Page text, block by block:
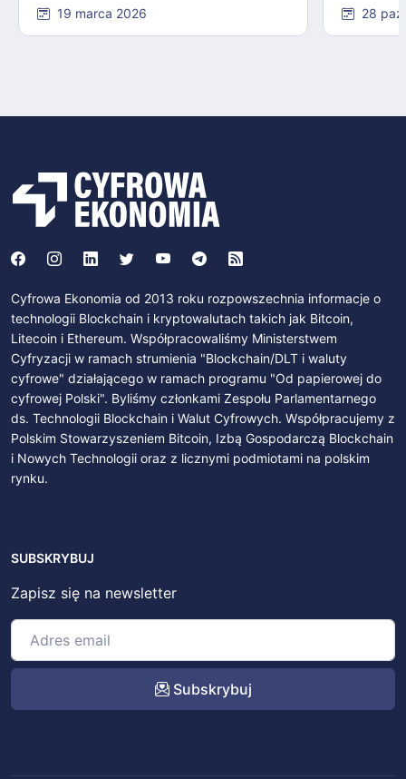
19 marca 2026 28
Cyfrowa Ekonomia od 2013 roku rozpowszechnia informacje o
technologii Blockchain i kryptowalutach takich jak Bitcoin,
Litecoin i Ethereum. Współpracowaliśmy Ministerstwem
Cyfryzacji w ramach strumienia "Blockchain/DLT i waluty
cyfrowe" działającego w ramach programu "Od papierowej do
cyfrowej Polski". Byliśmy członkami Zespołu Parlamentarnego
ds. Technologii Blockchain i Walut Cyfrowych. Współpracujemy z
Polskim Stowarzyszeniem Bitcoin, Izbą Gospodarczą Blockchain
i Nowych Technologii oraz z licznymi podmiotami na polskim
rynku.
SUBSKRYBUJ
Zapisz się na newsletter
Subskrybuj